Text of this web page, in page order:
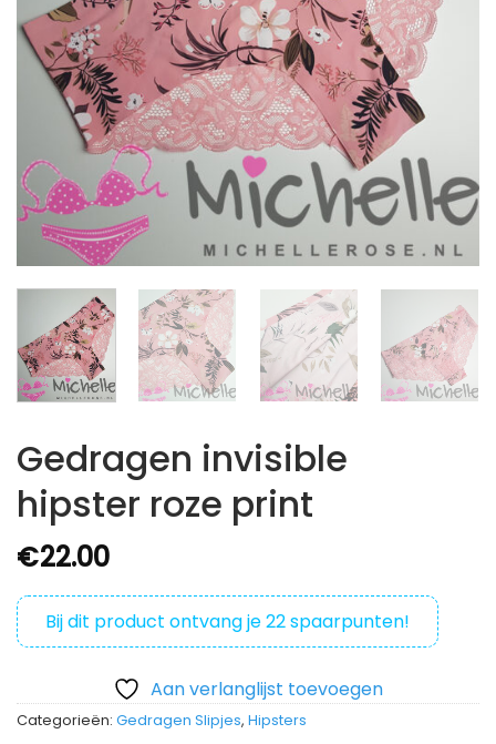
Gedragen invisible
hipster roze print
€22.00
Bij dit product ontvang je22spaarpunten!
Aan verlanglijst toevoegen
Categorieën: Gedragen Slipjes, Hipsters